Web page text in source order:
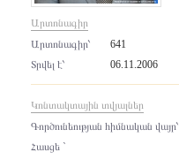
Արտոնագիր
Արտոնագիր՝
641
Տրվել է՝
06.11.2006
Կոնտակտային տվյալներ
Գործունեության հիմնական վայր՝
Հասցե `